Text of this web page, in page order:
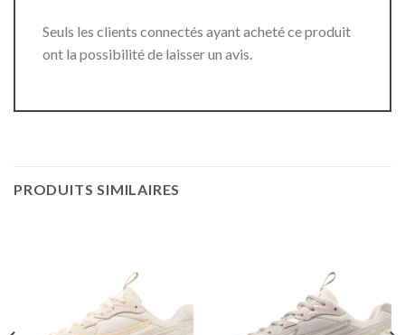
Seuls les clients connectés ayant acheté ce produit
ont la possibilité de laisser un avis.
PRODUITS SIMILAIRES